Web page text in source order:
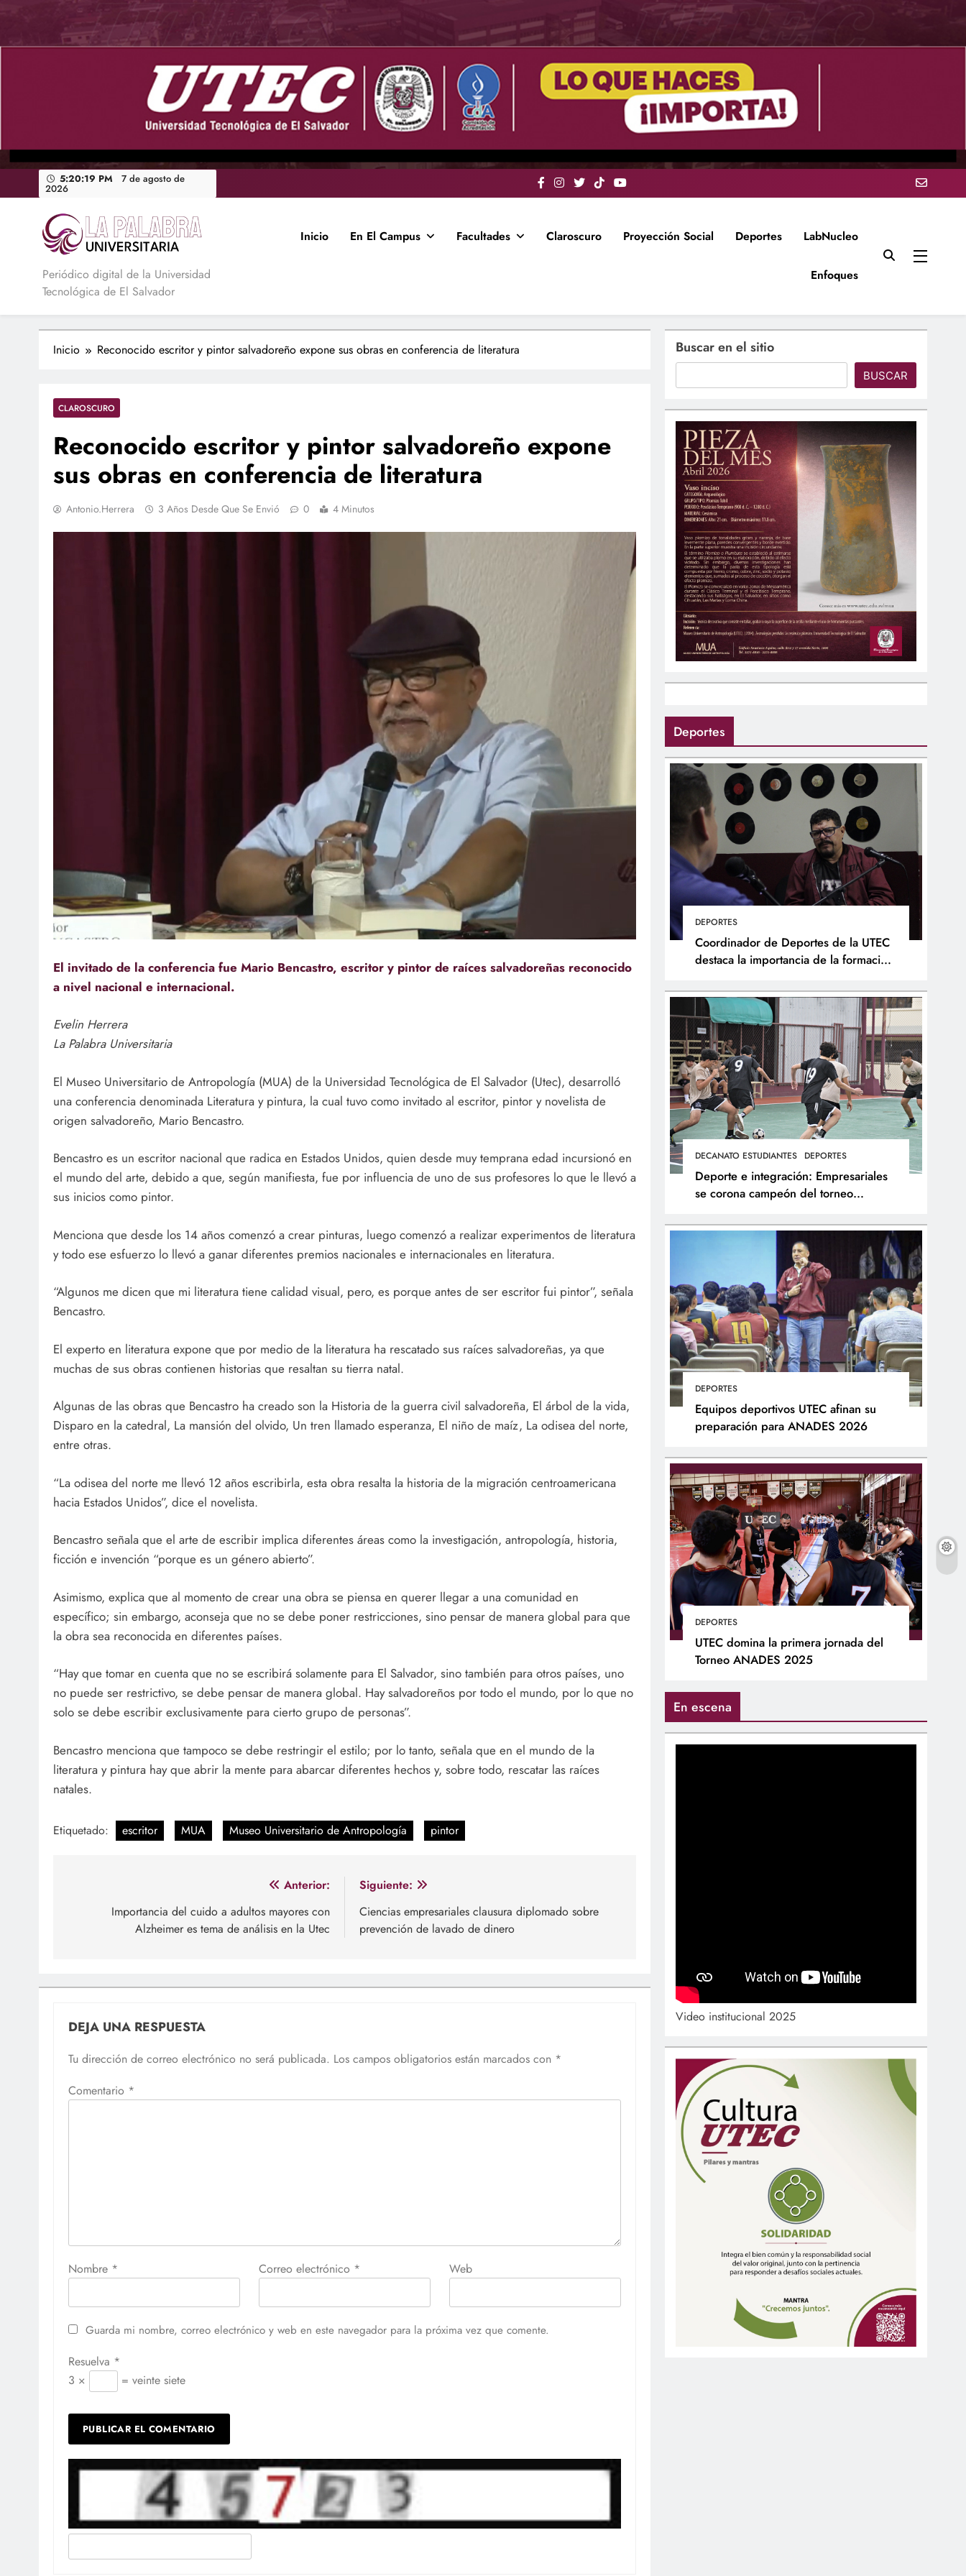
contenido
5:20:20 PM 7 de agosto de
2026
La Palabra Universitaria
Periódico digital de la Universidad
Tecnológica de El Salvador
Inicio En El Campus Facultades Claroscuro Proyección Social Deportes LabNucleo
Enfoques
Inicio Reconocido escritor y pintor salvadoreño expone sus obras en conferencia de literatura
CLAROSCURO
Reconocido escritor y pintor salvadoreño expone
sus obras en conferencia de literatura
Antonio.herrera 3 Años Desde Que Se Envió 0 4 Minutos
El invitado de la conferencia fue Mario Bencastro, escritor y pintor de raíces salvadoreñas reconocido
a nivel nacional e internacional.
Evelin Herrera
La Palabra Universitaria
El Museo Universitario de Antropología (MUA) de la Universidad Tecnológica de El Salvador (Utec), desarrolló
una conferencia denominada Literatura y pintura, la cual tuvo como invitado al escritor, pintor y novelista de
origen salvadoreño, Mario Bencastro.
Bencastro es un escritor nacional que radica en Estados Unidos, quien desde muy temprana edad incursionó en
el mundo del arte, debido a que, según manifiesta, fue por influencia de uno de sus profesores lo que le llevó a
sus inicios como pintor.
Menciona que desde los 14 años comenzó a crear pinturas, luego comenzó a realizar experimentos de literatura
y todo ese esfuerzo lo llevó a ganar diferentes premios nacionales e internacionales en literatura.
“Algunos me dicen que mi literatura tiene calidad visual, pero, es porque antes de ser escritor fui pintor”, señala
Bencastro.
El experto en literatura expone que por medio de la literatura ha rescatado sus raíces salvadoreñas, ya que
muchas de sus obras contienen historias que resaltan su tierra natal.
Algunas de las obras que Bencastro ha creado son la Historia de la guerra civil salvadoreña, El árbol de la vida,
Disparo en la catedral, La mansión del olvido, Un tren llamado esperanza, El niño de maíz, La odisea del norte,
entre otras.
“La odisea del norte me llevó 12 años escribirla, esta obra resalta la historia de la migración centroamericana
hacia Estados Unidos”, dice el novelista.
Bencastro señala que el arte de escribir implica diferentes áreas como la investigación, antropología, historia,
ficción e invención “porque es un género abierto”.
Asimismo, explica que al momento de crear una obra se piensa en querer llegar a una comunidad en
específico; sin embargo, aconseja que no se debe poner restricciones, sino pensar de manera global para que
la obra sea reconocida en diferentes países.
“Hay que tomar en cuenta que no se escribirá solamente para El Salvador, sino también para otros países, uno
no puede ser restrictivo, se debe pensar de manera global. Hay salvadoreños por todo el mundo, por lo que no
solo se debe escribir exclusivamente para cierto grupo de personas”.
Bencastro menciona que tampoco se debe restringir el estilo; por lo tanto, señala que en el mundo de la
literatura y pintura hay que abrir la mente para abarcar diferentes hechos y, sobre todo, rescatar las raíces
natales.
Etiquetado: escritor MUA Museo Universitario de Antropología pintor
entradas
Anterior:
Importancia del cuido a adultos mayores con
Alzheimer es tema de análisis en la Utec
Siguiente:
Ciencias empresariales clausura diplomado sobre
prevención de lavado de dinero
DEJA UNA RESPUESTA
Tu dirección de correo electrónico no será publicada. Los campos obligatorios están marcados con *
Comentario *
Nombre * Correo electrónico * Web
Guarda mi nombre, correo electrónico y web en este navegador para la próxima vez que comente.
Resuelva *
3 ×
= veinte siete
Buscar en el sitio
BUSCAR
Deportes
DEPORTES
Coordinador de Deportes de la UTEC
destaca la importancia de la formación
DECANATO ESTUDIANTES DEPORTES
Deporte e integración: Empresariales
se corona campeón del torneo
DEPORTES
Equipos deportivos UTEC afinan su
preparación para ANADES 2026
DEPORTES
UTEC domina la primera jornada del
Torneo ANADES 2025
En escena
Video institucional 2025